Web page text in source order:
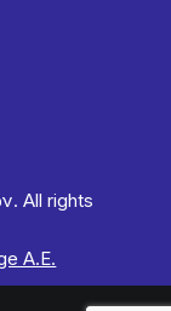
All rights
Α.Ε.